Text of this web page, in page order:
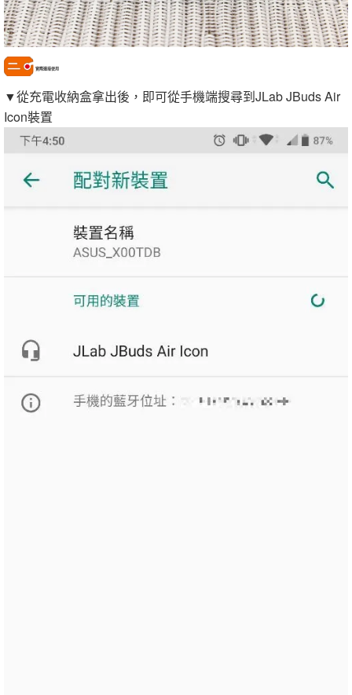
實際連接使用
▼從充電收納盒拿出後，即可從手機端搜尋到JLab JBuds Air
Icon裝置